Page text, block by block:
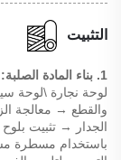
التثبيت
1. بناء المادة الصلبة:
لوحة نجارة \لوحة
والقطع → معالجة
الجدار → تثبيت بلوح
باستخدام مسطرة